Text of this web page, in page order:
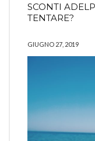
SCONTI
TENTARE?
GIUGNO 27, 2019